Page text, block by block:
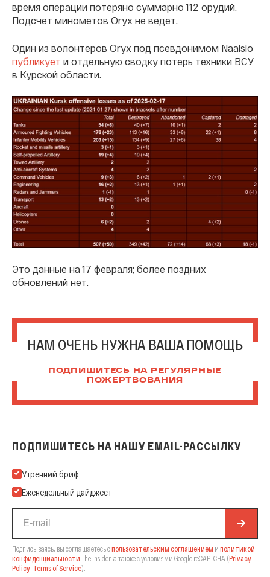
время операции потеряно суммарно 112 орудий.
Подсчет минометов Oryx не ведет.
Один из волонтеров Oryx под псевдонимом Naalsio
публикует и отдельную сводку потерь техники ВСУ
в Курской области.
Это данные на 17 февраля; более поздних
обновлений нет.
НАМ ОЧЕНЬ НУЖНА ВАША ПОМОЩЬ
ПОДПИШИТЕСЬ НА РЕГУЛЯРНЫЕ
ПОЖЕРТВОВАНИЯ
ПОДПИШИТЕСЬ НА НАШУ EMAIL-РАССЫЛКУ
Подпишитесь на нашу Email-рассылку
Утренний бриф
Еженедельный дайджест
Подписываясь, вы соглашаетесь спользовательским соглашением и политикой
конфиденциальности The Insider, а также с условиями Google reCAPTCHA (Privacy
Policy Terms of Service).